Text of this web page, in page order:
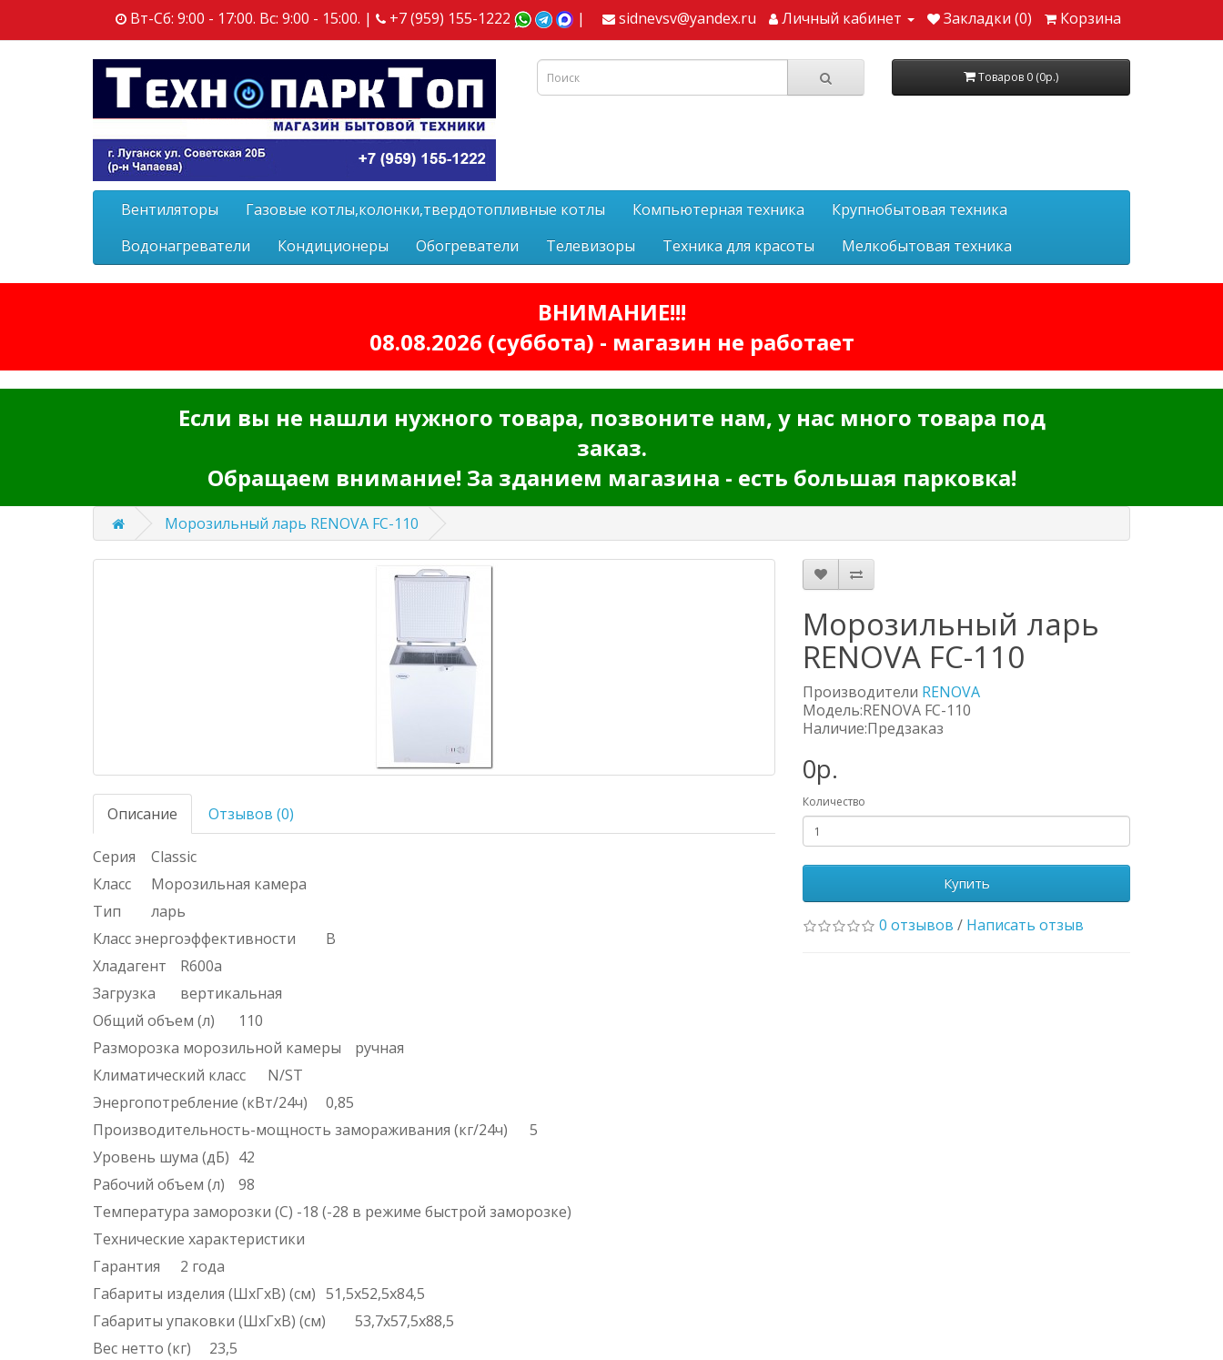
Вт-Сб: 9:00 - 17:00. Вс: 9:00 - 15:00. | +7 (959) 155-1222 | sidnevsv@yandex.ru Личный кабинет Закладки (0) Корзина
Товаров 0 (0р.)
Вентиляторы Газовые котлы,колонки,твердотопливные котлы Компьютерная техника
Крупнобытовая техника
Водонагреватели
Кондиционеры Обогреватели Телевизоры Техника для красоты Мелкобытовая техника
ВНИМАНИЕ!!!
08.08.2026 (суббота) - магазин не работает
Если вы не нашли нужного товара, позвоните нам, у нас много товара под
заказ.
Обращаем внимание! За зданием магазина - есть большая парковка!
Морозильный ларь RENOVA FC-110
Описание Отзывов (0)
Серия
Classic
Класс
Морозильная камера
Тип
ларь
Класс энергоэффективности
B
Хладагент
R600a
Загрузка
вертикальная
Общий объем (л)
110
Разморозка морозильной камеры
ручная
Климатический класс
N/ST
Энергопотребление (кВт/24ч)
0,85
Производительность-мощность замораживания (кг/24ч)
5
Уровень шума (дБ) 42
Рабочий объем (л)
98
Температура заморозки (С) -18 (-28 в режиме быстрой заморозке)
Технические характеристики
Гарантия
2 года
Габариты изделия (ШхГхВ) (см) 51,5x52,5x84,5
Габариты упаковки (ШхГхВ) (см)
53,7x57,5x88,5
Вес нетто (кг)
23,5
Морозильный ларь
RENOVA FC-110
Производители RENOVA
Модель:RENOVA FC-110
Наличие:Предзаказ
0р.
Количество
Купить
0 отзывов / Написать отзыв